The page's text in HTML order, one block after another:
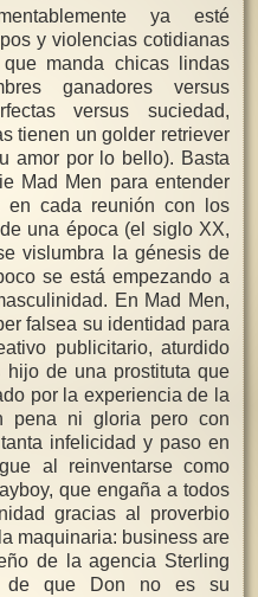
ya esté
y violencias cotidianas
manda chicas lindas
ganadores versus
versus suciedad,
tienen un golder retriever
amor por lo bello). Basta
Mad Men para entender
en cada reunión con los
una época (el siglo XX,
vislumbra la génesis de
se está empezando a
En Mad Men,
falsea su identidad para
publicitario, aturdido
hijo de una prostituta que
por la experiencia de la
pena ni gloria pero con
infelicidad y paso en
al reinventarse como
que engaña a todos
gracias al proverbio
maquinaria: business are
de la agencia Sterling
de que Don no es su